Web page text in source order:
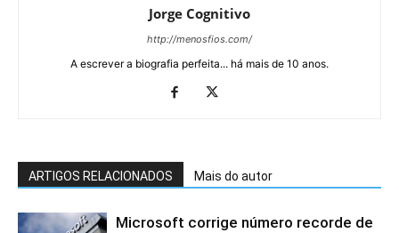
Jorge Cognitivo
http://menosfios.com/
A escrever a biografia perfeita... há mais de 10 anos.
ARTIGOS RELACIONADOS Mais do autor
Microsoft corrige número recorde de